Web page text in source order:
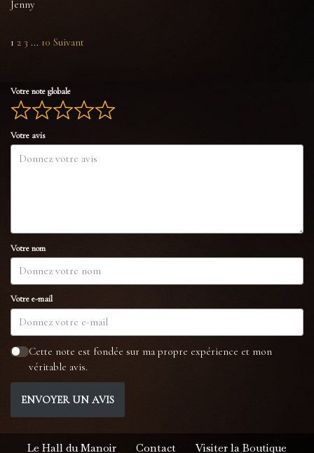
Jenny
1 2 3 ... 10 Suivant
Votre note globale
Votre avis
Votre nom
Votre e-mail
Cette note est fondée sur ma propre expérience et mon
véritable avis.
ENVOYER UN AVIS
Le Hall du Manoir Contact Visiter la Boutique